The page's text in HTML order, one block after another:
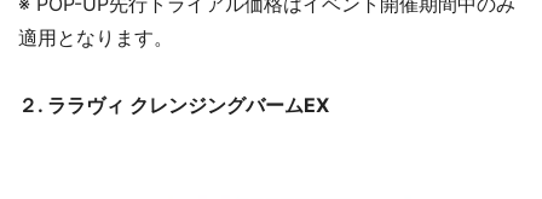
適用となります。
２. ララヴィ クレンジングバームEX